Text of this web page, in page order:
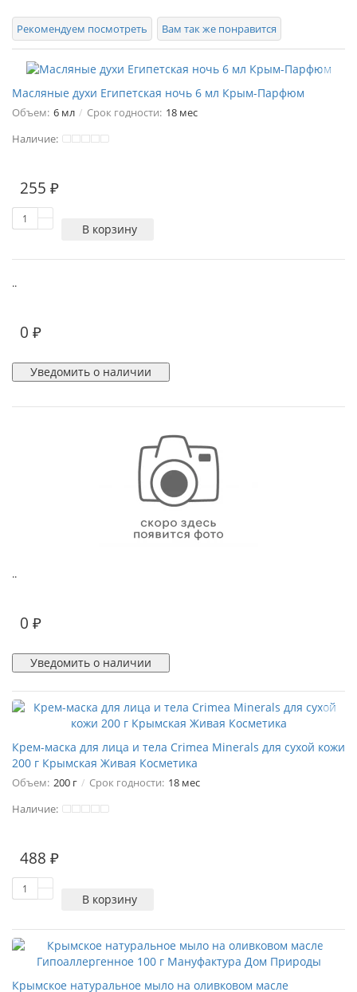
Рекомендуем посмотреть Вам так же понравится
Масляные духи Египетская ночь 6 мл Крым-Парфюм
Объем: 6 мл Срок годности: 18 мес
Наличие:
255 ₽
В корзину
..
0 ₽
Уведомить о наличии
..
0 ₽
Уведомить о наличии
Крем-маска для лица и тела Crimea Minerals для сухой кожи
200 г Крымская Живая Косметика
Объем: 200 г Срок годности: 18 мес
Наличие:
488 ₽
В корзину
Крымское натуральное мыло на оливковом масле